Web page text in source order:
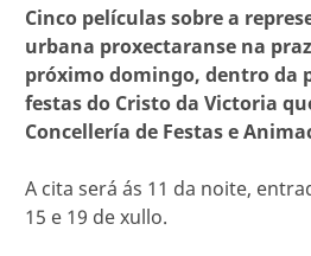
Cinco películas sobre a
urbana proxectaranse na
próximo domingo, dentro da
festas do Cristo da Victoria
Concellería de Festas e
A cita será ás 11 da noite,
15 e 19 de xullo.